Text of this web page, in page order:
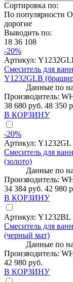
Сортировка по:
По популярности
дорогие
Выводить по:
18 36 108
-20%
Артикул:
Смеситель для
Y1232GLB
Данные по
Производитель:
38 680 руб. 48 350
В КОРЗИНУ
-20%
Артикул: Y1232GL
Смеситель для
(золото)
Данные по
Производитель:
34 384 руб. 42 980
В КОРЗИНУ
Артикул: Y1232BL
Смеситель для
(черный мат)
Данные по
Производитель:
42 980 руб.
В КОРЗИНУ